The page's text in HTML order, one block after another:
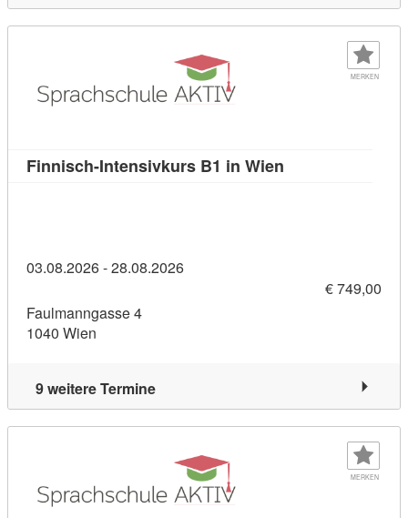
MERKEN
Finnisch-Intensivkurs B1 in Wien
03.08.2026 - 28.08.2026
€ 749,00
Faulmanngasse 4
1040 Wien
9 weitere Termine
MERKEN